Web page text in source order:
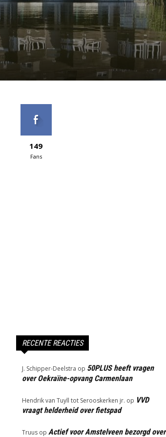
149
Fans
RECENTE REACTIES
J. Schipper-Deelstra op 50PLUS heeft vragen
over Oekraïne-opvang Carmenlaan
Hendrik van Tuyll tot Serooskerken jr. op VVD
vraagt helderheid over fietspad
Truus op Actief voor Amstelveen bezorgd over